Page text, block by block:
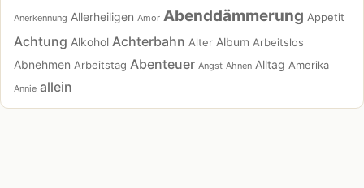
Anerkennung Allerheiligen Amor Abenddämmerung Appetit
Achtung Alkohol Achterbahn Alter Album Arbeitslos
Abnehmen Arbeitstag Abenteuer Angst Ahnen Alltag Amerika
Annie allein